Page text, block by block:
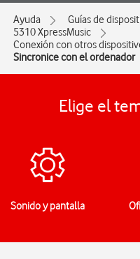
Ayuda Guías de
5310 XpressMusic
Conexión con otros
Sincronice con el ordenador
Elige el
Sonido y pantalla